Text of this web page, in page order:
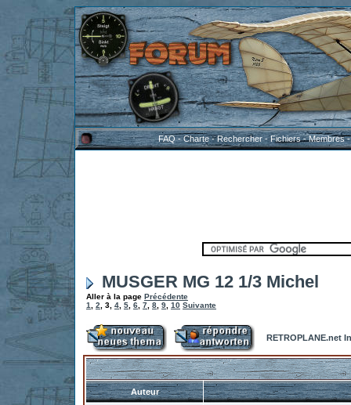
FAQ-Charte-Rechercher-Fichiers-Membres
MUSGER MG 12 1/3 Michel
Aller à la page Précédente
1
2 3 4 5 6 7 8 9 10 Suivante
RETROPLANE.net
Auteur